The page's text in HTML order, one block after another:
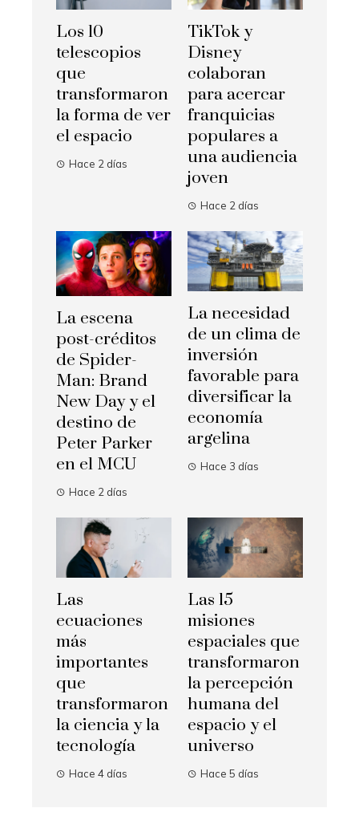
Los 10
telescopios
que
transformaron
la forma de ver
el espacio
Hace 2 días
TikTok y
Disney
colaboran
para acercar
franquicias
populares a
una audiencia
joven
Hace 2 días
La escena
post-créditos
de Spider-
Man: Brand
New Day y el
destino de
Peter Parker
en el MCU
Hace 2 días
La necesidad
de un clima de
inversión
favorable para
diversificar la
economía
argelina
Hace 3 días
Las
ecuaciones
más
importantes
que
transformaron
la ciencia y la
tecnología
Hace 4 días
Las 15
misiones
espaciales que
transformaron
la percepción
humana del
espacio y el
universo
Hace 5 días